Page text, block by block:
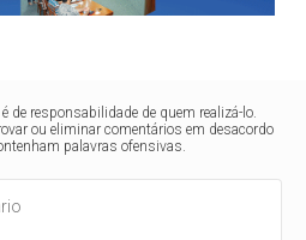
de responsabilidade de quem realizá-lo.
ou eliminar comentários em desacordo
palavras ofensivas.